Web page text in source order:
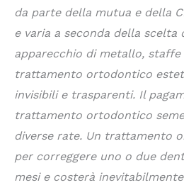
da parte della mutua e della
e varia a seconda della
apparecchio di metallo, staffe
trattamento ortodontico
invisibili e trasparenti. Il
trattamento ortodontico
diverse rate. Un trattamento
per correggere uno o due
mesi e costerà